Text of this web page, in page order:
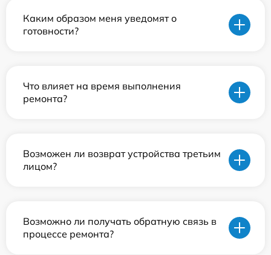
Каким образом меня уведомят о
готовности?
Что влияет на время выполнения
ремонта?
Возможен ли возврат устройства третьим
лицом?
Возможно ли получать обратную связь в
процессе ремонта?